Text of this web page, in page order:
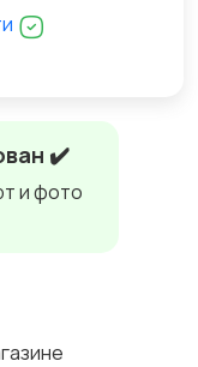
✔️
и фото